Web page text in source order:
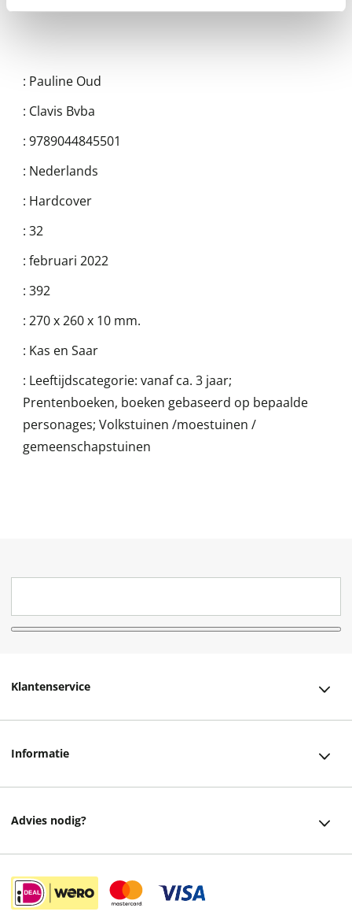
: Pauline Oud
: Clavis Bvba
: 9789044845501
: Nederlands
: Hardcover
: 32
: februari 2022
: 392
: 270 x 260 x 10 mm.
: Kas en Saar
: Leeftijdscategorie: vanaf ca. 3 jaar;
Prentenboeken, boeken gebaseerd op bepaalde
personages; Volkstuinen /moestuinen /
gemeenschapstuinen
Klantenservice
Retourneren
Informatie
Cadeaukaart
Advies nodig?
Instagram